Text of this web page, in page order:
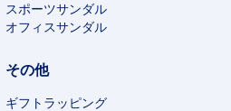
スポーツサンダル
オフィスサンダル
その他
ギフトラッピング